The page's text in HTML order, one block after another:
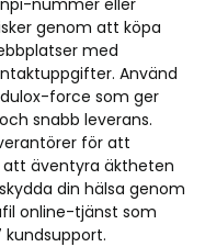
nummer eller
genom att köpa
med
Använd
force som ger
snabb leverans.
för att
att äventyra äktheten
din hälsa genom
online-tjänst som